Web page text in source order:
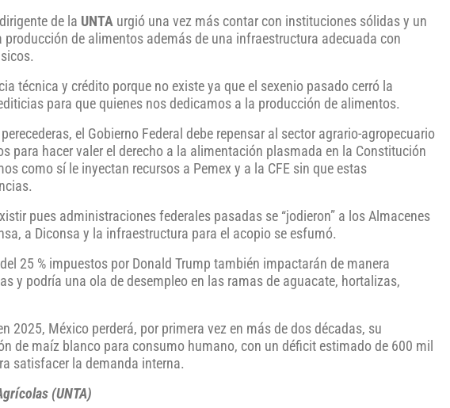
de la UNTA urgió una vez más contar con instituciones sólidas y un
de alimentos además de una infraestructura adecuada con
técnica y crédito porque no existe ya que el sexenio pasado cerró la
para que quienes nos dedicamos a la producción de alimentos.
el Gobierno Federal debe repensar al sector agrario-agropecuario
para hacer valer el derecho a la alimentación plasmada en la Constitución
como sí le inyectan recursos a Pemex y a la CFE sin que estas
pues administraciones federales pasadas se “jodieron” a los Almacenes
a Diconsa y la infraestructura para el acopio se esfumó.
25 % impuestos por Donald Trump también impactarán de manera
y podría una ola de desempleo en las ramas de aguacate, hortalizas,
2025, México perderá, por primera vez en más de dos décadas, su
de maíz blanco para consumo humano, con un déficit estimado de 600 mil
satisfacer la demanda interna.
(UNTA)